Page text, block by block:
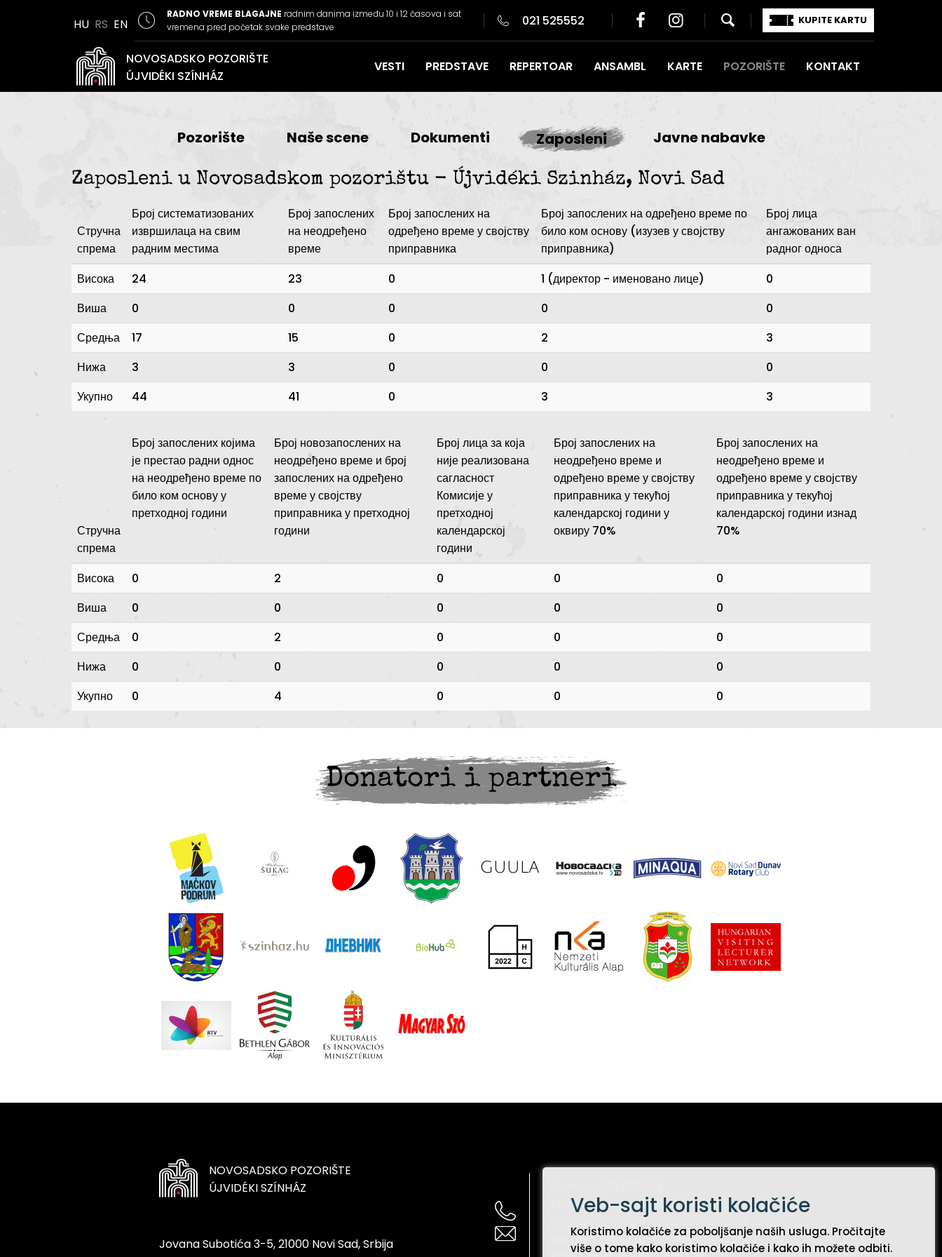
HU RS EN
RADNO VREME BLAGAJNE radnim danima između 10 i 12 časova i sat
vremena pred početak svake predstave
021 525552 KUPITE KARTU
NOVOSADSKO POZORIŠTE
ÚJVIDÉKI SZÍNHÁZ
VESTI PREDSTAVE REPERTOAR ANSAMBL KARTE POZORIŠTE KONTAKT
Veb-sajt koristi kolačiće
Koristimo kolačiće za poboljšanje naših usluga. Pročitajte
više o tome kako koristimo kolačiće i kako ih možete odbiti.
Pozorište Naše scene Dokumenti Zaposleni Javne nabavke
Zaposleni u Novosadskom pozorištu - Újvidéki Szinház, Novi Sad
Стручна
спрема
Број систематизованих
извршилаца на свим
радним местима
Број запослених
на неодређено
време
Број запослених на
одређено време у својству
приправника
Број запослених на одређено време по
било ком основу (изузев у својству
приправника)
Број лица
ангажованих ван
радног односа
Висока
24 23 0 1 (директор - именовано лице)
0
Виша
0 0 0 0
0
Средња
17 15 0 2
3
Нижа
3 3 0 0
0
Укупно
44 41 0 3 3
Стручна
спрема
Број запослених којима
је престао радни однос
на неодређено време по
било ком основу у
претходној години
Број новозапослених на
неодређено време и број
запослених на одређено
време у својству
приправника у претходној
години
Број лица за која
није реализована
сагласност
Комисије у
претходној
календарској
години
Број запослених на
неодређено време и
одређено време у својству
приправника у текућој
календарској години у
оквиру 70%
Број запослених на
неодређено време и
одређено време у својству
приправника у текућој
календарској години изнад
70%
Висока 0 2 0 0
0
Виша
0 0 0 0
0
Средња
0 2 0 0
0
Нижа
0 0 0 0
0
Укупно
0 4 0 0 0
Donatori i partneri
NOVOSADSKO POZORIŠTE
ÚJVIDÉKI SZÍNHÁZ
Jovana Subotića 3-5, 21000 Novi Sad, Srbija
Menadžment:+38121571564
+381216622592
Sekretarijat:+38121525388